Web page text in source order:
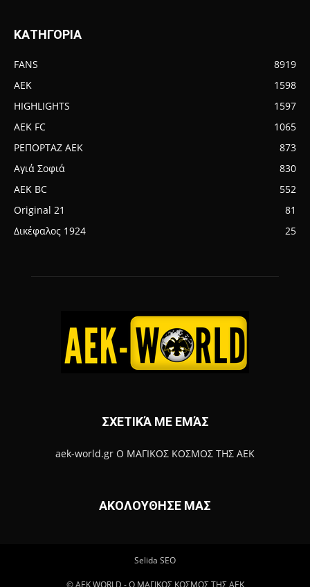
ΚΑΤΗΓΟΡΙΑ
FANS
8919
AEK
1598
HIGHLIGHTS
1597
AEK FC
1065
ΡΕΠΟΡΤΑΖ ΑΕΚ
873
Αγιά Σοφιά
830
AEK BC
552
Original 21
81
Δικέφαλος 1924
25
ΣΧΕΤΙΚΆ ΜΕ ΕΜΆΣ
aek-world.gr Ο ΜΑΓΙΚΟΣ ΚΟΣΜΟΣ ΤΗΣ ΑΕΚ
ΑΚΟΛΟΥΘΗΣΕ ΜΑΣ
Selida SEO
© ΑΕΚ WORLD - Ο ΜΑΓΙΚΟΣ ΚΟΣΜΟΣ ΤΗΣ ΑΕΚ